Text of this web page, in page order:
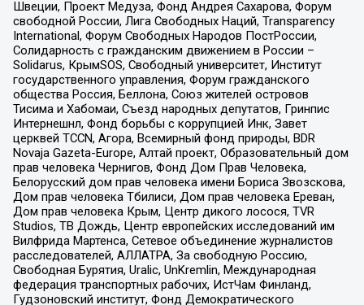
Швеции, Проект Медуза, Фонд Андрея Сахарова, Форум
свободной России, Лига Свободных Наций, Transparеncy
International, Форум Свободных Народов ПостРоссии,
Солидарность с гражданским движением в России –
Solidarus, КрымSOS, Свободный университет, Институт
государственного управления, Форум гражданского
общества Россия, Беллона, Союз жителей островов
Тисима и Хабомаи, Съезд народных депутатов, Гринпис
Интернешнл, Фонд борьбы с коррупцией Инк, Завет
церквей TCCN, Агора, Всемирный фонд природы, BDR
Novaja Gazeta-Europe, Алтай проект, Образовательный дом
прав человека Чернигов, Фонд Дом Прав Человека,
Белорусский дом прав человека имени Бориса Звозскова,
Дом прав человека Тбилиси, Дом прав человека Ереван,
Дом прав человека Крым, Центр дикого лосося, TVR
Studios, ТВ Дождь, Центр европейских исследований им
Вилфрида Мартенса, Сетевое объединение журналистов
расследователей, АЛЛАТРА, За свободную Россию,
Свободная Бурятия, Uralic, UnKremlin, Международная
федерация транспортных рабочих, ИстЧам Финланд,
Гудзоновский институт, Фонд Демократического